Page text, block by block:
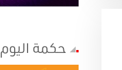
حكمة اليوم